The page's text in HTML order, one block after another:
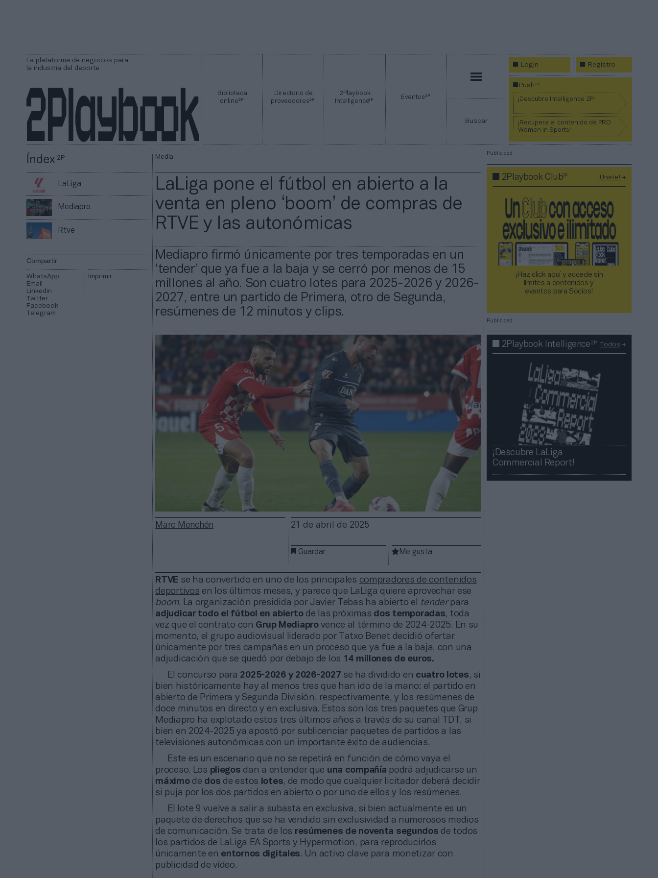
La plataforma de negocios para
la industria del deporte
Biblioteca
online2P
Directorio de
proveedores2P
2Playbook
Intelligence2P Eventos2P
Buscar
Login Registro
Push2P
¡Descubre Intelligence 2P!
¡Recupera el contenido de PRO
Women in Sports!
Índex2P
LaLiga
Mediapro
Rtve
Compartir
WhatsApp
Email
Linkedin
Twitter
Facebook
Telegram
Imprimir
Media
LaLiga pone el fútbol en abierto a la
venta en pleno ‘boom’ de compras de
RTVE y las autonómicas
Mediapro firmó únicamente por tres temporadas en un
‘tender’ que ya fue a la baja y se cerró por menos de 15
millones al año. Son cuatro lotes para 2025-2026 y 2026-
2027, entre un partido de Primera, otro de Segunda,
resúmenes de 12 minutos y clips.
Marc Menchén 21 de abril de 2025
Guardar Me gusta
RTVE se ha convertido en uno de los principales compradores de contenidos
deportivos en los últimos meses, y parece que LaLiga quiere aprovechar ese
boom. La organización presidida por Javier Tebas ha abierto el tenderpara
adjudicar todo el fútbol en abiertode las próximas dos temporadas, toda
vez que el contrato con Grup Mediaprovence al término de 2024-2025. En su
momento, el grupo audiovisual liderado por Tatxo Benet decidió ofertar
únicamente por tres campañas en un proceso que ya fue a la baja, con una
adjudicación que se quedó por debajo de los 14 millones de euros.
El concurso para 2025-2026 y 2026-2027 se ha dividido en cuatro lotes, si
bien históricamente hay al menos tres que han ido de la mano: el partido en
abierto de Primera y Segunda División, respectivamente, y los resúmenes de
doce minutos en directo y en exclusiva. Estos son los tres paquetes que Grup
Mediapro ha explotado estos tres últimos años a través de su canal TDT, si
bien en 2024-2025 ya apostó por sublicenciar paquetes de partidos a las
televisiones autonómicas con un importante éxito de audiencias.
Este es un escenario que no se repetirá en función de cómo vaya el
proceso. Los pliegos dan a entender que una compañía podrá adjudicarse un
máximo de dos de estos lotes, de modo que cualquier licitador deberá decidir
si puja por los dos partidos en abierto o por uno de ellos y los resúmenes.
El lote 9 vuelve a salir a subasta en exclusiva, si bien actualmente es un
paquete de derechos que se ha vendido sin exclusividad a numerosos medios
de comunicación. Se trata de los resúmenes de noventa segundos de todos
los partidos de LaLiga EA Sports y Hypermotion, para reproducirlos
únicamente en entornos digitales. Un activo clave para monetizar con
publicidad de vídeo.
Publicidad
2Playbook Club2P ¡Únete!
¡Haz click aquí y accede sin
límites a contenidos y
eventos para Socios!​​​​​​​
Publicidad
2Playbook Intelligence2P Todos
¡Descubre LaLiga
Commercial Report!​​